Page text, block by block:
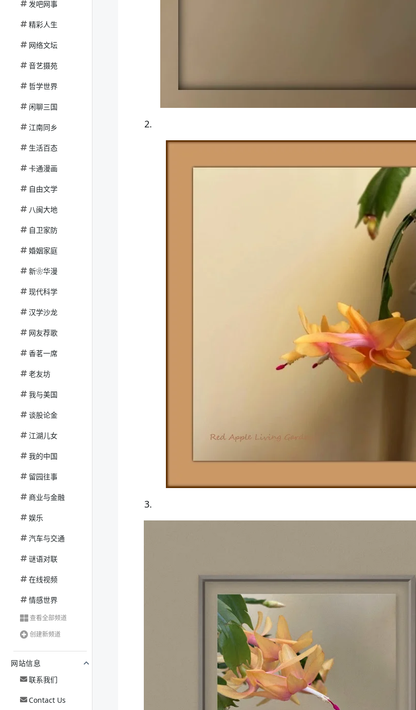
发吧网事
精彩人生
网络文坛
音艺摄苑
哲学世界
闲聊三国
江南同乡
生活百态
卡通漫画
自由文学
八闽大地
自卫家防
婚姻家庭
新❀华漫
现代科学
汉学沙龙
网友荐歌
香茗一席
老友坊
我与美国
谈股论金
江湖儿女
我的中国
留园往事
商业与金融
娱乐
汽车与交通
谜语对联
在线视频
情感世界
查看全部频道
创建新频道
网站信息
联系我们
Contact Us
2.
3.